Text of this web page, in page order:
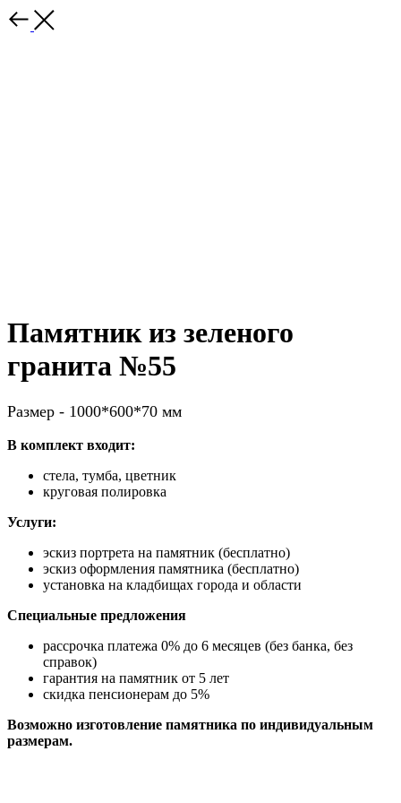
Памятник из зеленого
гранита №55
Размер - 1000*600*70 мм
В комплект входит:
стела, тумба, цветник
круговая полировка
Услуги:
эскиз портрета на памятник (бесплатно)
эскиз оформления памятника (бесплатно)
установка на кладбищах города и области
Специальные предложения
рассрочка платежа 0% до 6 месяцев (без банка, без
справок)
гарантия на памятник от 5 лет
скидка пенсионерам до 5%
Возможно изготовление памятника по индивидуальным
размерам.